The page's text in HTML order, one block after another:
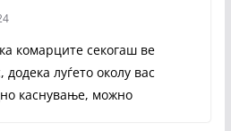
комарците секогаш ве
луѓето околу вас
каснување, можно